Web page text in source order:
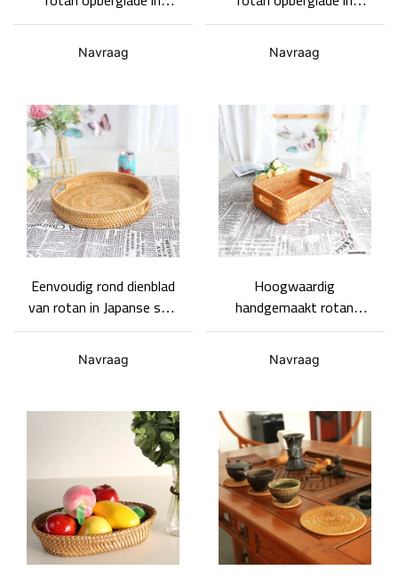
Scandinavische stijl, kan
worden gebruikt voor
huisdecoratie
Navraag
Scandinavische stijl,
geschikt voor alle
gelegenheden
Navraag
Eenvoudig rond dienblad
van rotan in Japanse stijl,
geschikt als fruitschaal
en snackschaal.
Navraag
Hoogwaardig
handgemaakt rotan
picknickdienblad met
stevig vlechtwerk, voor
desserts en gebak.
Navraag